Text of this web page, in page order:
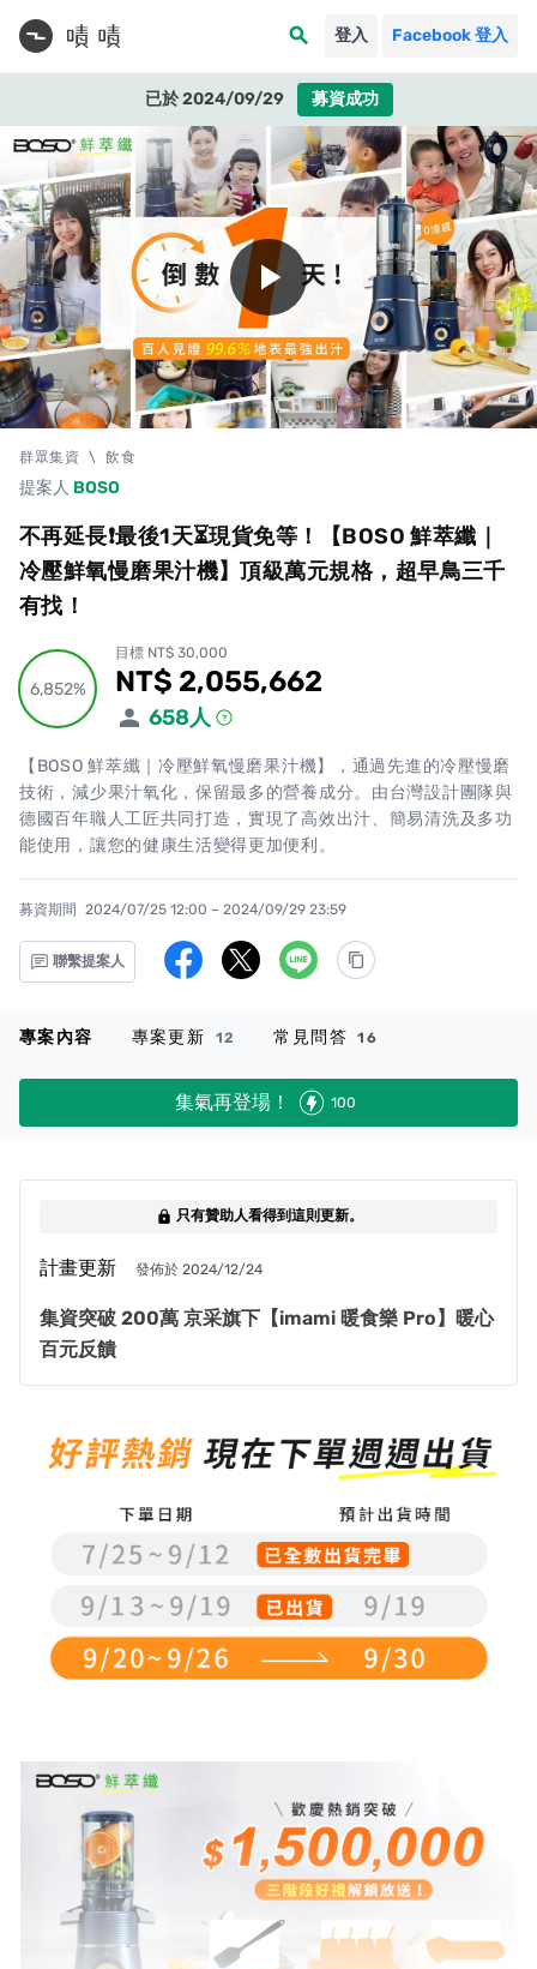
search 登入 Facebook 登入
已於 2024/09/29 募資成功
play_arrow
群眾集資 \ 飲食
提案人 BOSO
不再延長❗️最後1天⏳現貨免等！【BOSO 鮮萃纖｜
冷壓鮮氧慢磨果汁機】頂級萬元規格，超早鳥三千
有找！
6,852%
6,852%
目標 NT$ 30,000
累計集資金額
NT$ 2,055,662
658人
【BOSO 鮮萃纖｜冷壓鮮氧慢磨果汁機】，通過先進的冷壓慢磨
技術，減少果汁氧化，保留最多的營養成分。由台灣設計團隊與
德國百年職人工匠共同打造，實現了高效出汁、簡易清洗及多功
能使用，讓您的健康生活變得更加便利。
募資期間 2024/07/25 12:00 – 2024/09/29 23:59
聯繫提案人
專案內容 專案更新 12 常見問答 16
集氣再登場！ 100
lock 只有贊助人看得到這則更新。
計畫更新 發佈於 2024/12/24
集資突破 200萬 京采旗下【imami 暖食樂 Pro】暖心
百元反饋